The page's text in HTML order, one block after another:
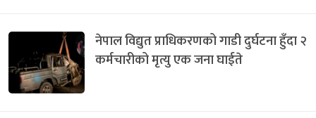
नेपाल विद्युत प्राधिकरणको गाडी दुर्घटना हुँदा २
कर्मचारीको मृत्यु एक जना घाईते